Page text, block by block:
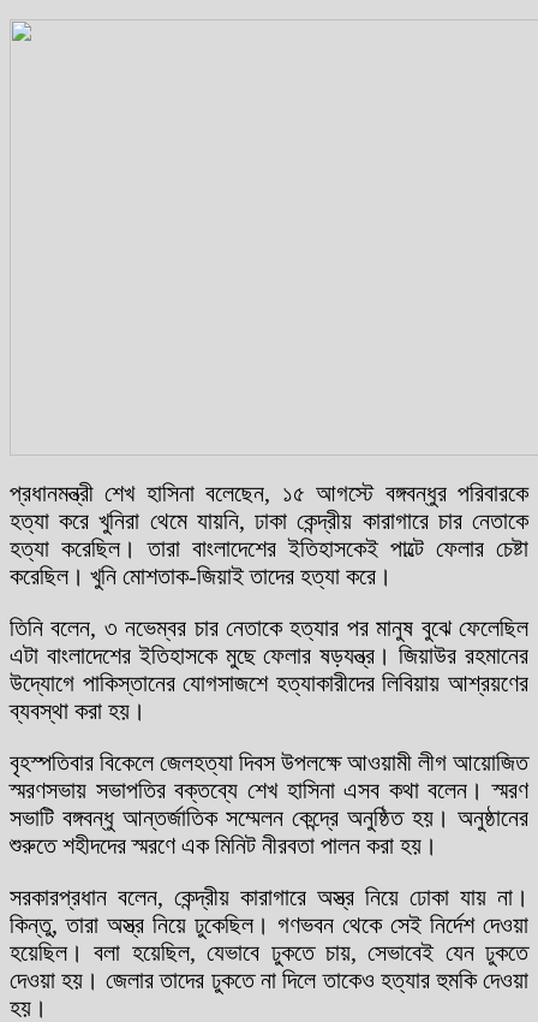
প্রধানমন্ত্রী শেখ হাসিনা বলেছেন, ১৫ আগস্টে বঙ্গবন্ধুর পরিবারকে
হত্যা করে খুনিরা থেমে যায়নি, ঢাকা কেন্দ্রীয় কারাগারে চার নেতাকে
হত্যা করেছিল। তারা বাংলাদেশের ইতিহাসকেই পাল্টে ফেলার চেষ্টা
করেছিল। খুনি মোশতাক-জিয়াই তাদের হত্যা করে।
তিনি বলেন, ৩ নভেম্বর চার নেতাকে হত্যার পর মানুষ বুঝে ফেলেছিল
এটা বাংলাদেশের ইতিহাসকে মুছে ফেলার ষড়যন্ত্র। জিয়াউর রহমানের
উদ্যোগে পাকিস্তানের যোগসাজশে হত্যাকারীদের লিবিয়ায় আশ্রয়ণের
ব্যবস্থা করা হয়।
বৃহস্পতিবার বিকেলে জেলহত্যা দিবস উপলক্ষে আওয়ামী লীগ আয়োজিত
স্মরণসভায় সভাপতির বক্তব্যে শেখ হাসিনা এসব কথা বলেন। স্মরণ
সভাটি বঙ্গবন্ধু আন্তর্জাতিক সম্মেলন কেন্দ্রে অনুষ্ঠিত হয়। অনুষ্ঠানের
শুরুতে শহীদদের স্মরণে এক মিনিট নীরবতা পালন করা হয়।
সরকারপ্রধান বলেন, কেন্দ্রীয় কারাগারে অস্ত্র নিয়ে ঢোকা যায় না।
কিন্তু, তারা অস্ত্র নিয়ে ঢুকেছিল। গণভবন থেকে সেই নির্দেশ দেওয়া
হয়েছিল। বলা হয়েছিল, যেভাবে ঢুকতে চায়, সেভাবেই যেন ঢুকতে
দেওয়া হয়। জেলার তাদের ঢুকতে না দিলে তাকেও হত্যার হুমকি দেওয়া
হয়।